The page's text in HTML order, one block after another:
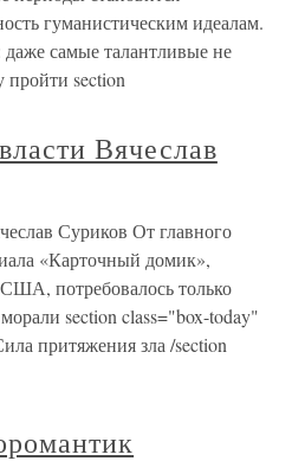
гуманистическим идеалам.
самые талантливые не
пройти section
Вячеслав
Суриков От главного
«Карточный домик»,
потребовалось только
section class="box-today"
притяжения зла /section